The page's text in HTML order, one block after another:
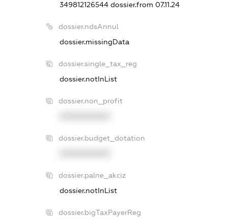
349812126544dossier.from 07.11.24
dossier.ndsAnnul
dossier.missingData
dossier.single_tax_reg
dossier.notInList
dossier.non_profit
dossier.budget_dotation
dossier.palne_akciz
dossier.notInList
dossier.bigTaxPayerReg